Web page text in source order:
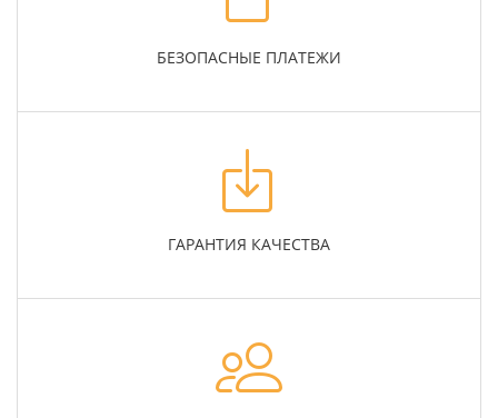
БЕЗОПАСНЫЕ ПЛАТЕЖИ
ГАРАНТИЯ КАЧЕСТВА